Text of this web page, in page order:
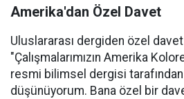
Amerika'dan Özel Davet
Uluslararası dergiden özel davet
"Çalışmalarımızın Amerika
resmi bilimsel dergisi
düşünüyorum. Bana özel bir